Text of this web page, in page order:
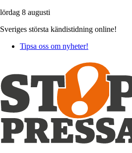
lördag 8 augusti
Sveriges största kändistidning online!
Tipsa oss om nyheter!